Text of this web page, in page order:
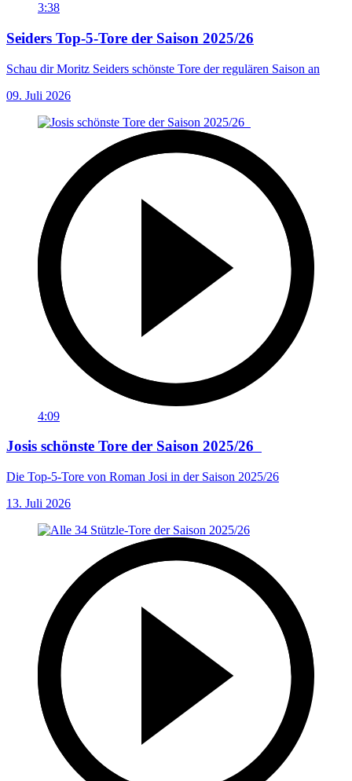
3:38
Seiders Top-5-Tore der Saison 2025/26
Schau dir Moritz Seiders schönste Tore der regulären Saison an
09. Juli 2026
4:09
Josis schönste Tore der Saison 2025/26
Die Top-5-Tore von Roman Josi in der Saison 2025/26
13. Juli 2026